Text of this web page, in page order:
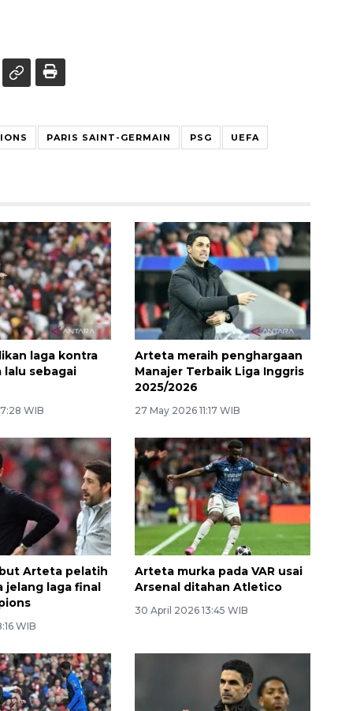
PARIS SAINT-GERMAIN PSG UEFA
laga kontra
lalu sebagai
WIB
Arteta meraih penghargaan
Manajer Terbaik Liga Inggris
2025/2026
27 May 2026 11:17 WIB
Arteta pelatih
jelang laga final
WIB
Arteta murka pada VAR usai
Arsenal ditahan Atletico
30 April 2026 13:45 WIB